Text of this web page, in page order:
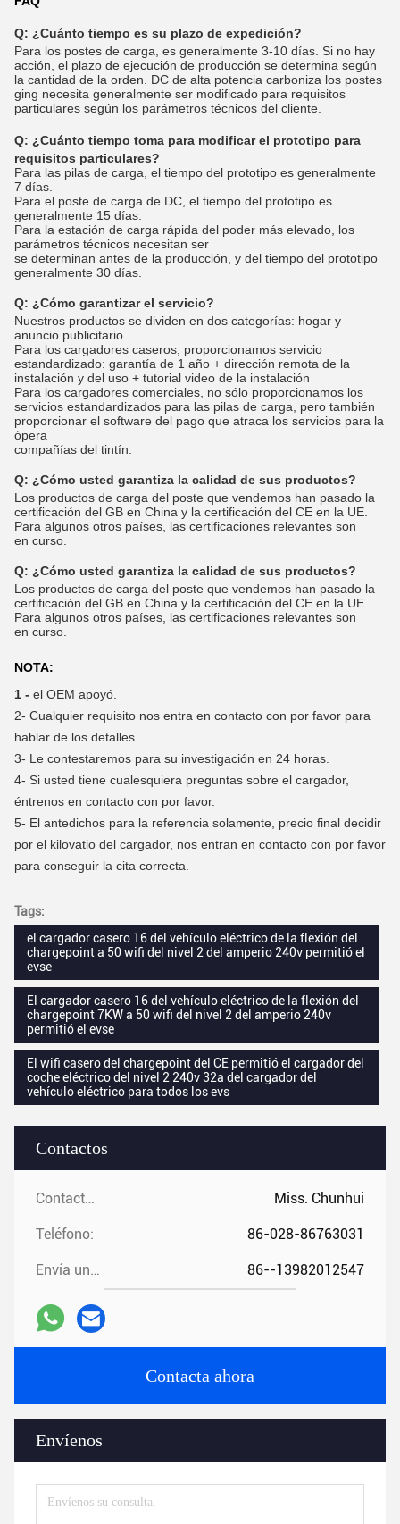
Contactos
Contactos: Miss. Chunhui
Teléfono: 86-028-86763031
Envía un fax.: 86--13982012547
Contacta ahora
Envíenos
Q: ¿Cuánto tiempo es su plazo de expedición?
Para los postes de carga, es generalmente 3-10 días. Si no hay
acción, el plazo de ejecución de producción se determina según
la cantidad de la orden. DC de alta potencia carboniza los postes
ging necesita generalmente ser modificado para requisitos
particulares según los parámetros técnicos del cliente.
Q: ¿Cuánto tiempo toma para modificar el prototipo para
requisitos particulares?
Para las pilas de carga, el tiempo del prototipo es generalmente
7 días.
Para el poste de carga de DC, el tiempo del prototipo es
generalmente 15 días.
Para la estación de carga rápida del poder más elevado, los
parámetros técnicos necesitan ser
se determinan antes de la producción, y del tiempo del prototipo
generalmente 30 días.
Q: ¿Cómo garantizar el servicio?
Nuestros productos se dividen en dos categorías: hogar y
anuncio publicitario.
Para los cargadores caseros, proporcionamos servicio
estandardizado: garantía de 1 año + dirección remota de la
instalación y del uso + tutorial video de la instalación
Para los cargadores comerciales, no sólo proporcionamos los
servicios estandardizados para las pilas de carga, pero también
proporcionar el software del pago que atraca los servicios para la
ópera
compañías del tintín.
Q: ¿Cómo usted garantiza la calidad de sus productos?
Los productos de carga del poste que vendemos han pasado la
certificación del GB en China y la certificación del CE en la UE.
Para algunos otros países, las certificaciones relevantes son
en curso.
Q: ¿Cómo usted garantiza la calidad de sus productos?
Los productos de carga del poste que vendemos han pasado la
certificación del GB en China y la certificación del CE en la UE.
Para algunos otros países, las certificaciones relevantes son
en curso.
NOTA:
1 - el OEM apoyó.
2- Cualquier requisito nos entra en contacto con por favor para
hablar de los detalles.
3- Le contestaremos para su investigación en 24 horas.
4- Si usted tiene cualesquiera preguntas sobre el cargador,
éntrenos en contacto con por favor.
5- El antedichos para la referencia solamente, precio final decidir
por el kilovatio del cargador, nos entran en contacto con por favor
para conseguir la cita correcta.
Tags:
el cargador casero 16 del vehículo eléctrico de la flexión del
chargepoint a 50 wifi del nivel 2 del amperio 240v permitió el
evse
El cargador casero 16 del vehículo eléctrico de la flexión del
chargepoint 7KW a 50 wifi del nivel 2 del amperio 240v
permitió el evse
El wifi casero del chargepoint del CE permitió el cargador del
coche eléctrico del nivel 2 240v 32a del cargador del
vehículo eléctrico para todos los evs